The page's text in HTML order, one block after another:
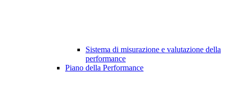
Sistema di misurazione e valutazione della
performance
Piano della Performance